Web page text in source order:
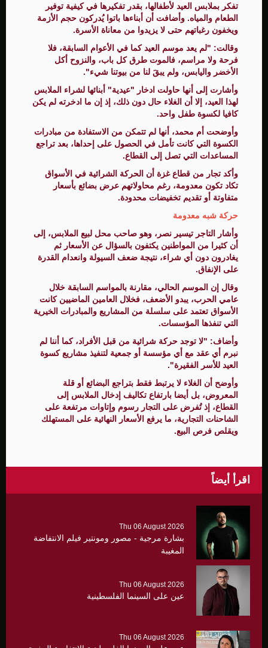
تفكر بملابس العيد لأطفالها، بقدر تفكيرها في كيفية توفير
الطعام والمياه. وأضافت أن أبناءها باتوا يُدركون حجم الأزمة
ويخفون رغباتهم حتى لا يزيدوا من معاناة الأسرة.
وقالت: "لم يعد موسم العيد كما في الأعوام السابقة، فلا
فرحة ولا مراسم، فالموت طرق كل باب، والنزوح أكل
الأخضر واليابس، ولم يبقَ لنا من بيوتنا شيء".
وأشارت إلى أنها حاولت ادخار "عيدية" أبنائها لشراء الملابس
لهذا العيد، إلا أن الغلاء حال دون ذلك، إذ إن ما ادخرته لم يكن
كافيا لكسوة طفل واحد.
وأوضحت أم محمد، أنها لم تتمكن من الاستفادة من مبادرات
الكسوة التي كانت تأمل في الحصول على إحداها، بعد تراجع
المساعدات التي تصل إلى القطاع.
وأكد تجار من قطاع غزة أن الحركة الشرائية في الأسواق
تكاد تكون معدومة، رغم محاولاتهم عرض بضائع بأسعار
متفاوتة أو تقديم تخفيضات محدودة.
حركة شبه معدومة
وأشار التاجر تيسير نصر، وهو صاحب محل لبيع الملابس، إلى
أن كثيرا من المواطنين يكتفون بالسؤال عن الأسعار ثم
يغادرون دون أي شراء، نتيجة ضعف السيولة وانعدام القدرة
على الإنفاق.
وقال إن الموسم الحالي، مقارنة بالمواسم السابقة خلال
عامي الحرب، يبدو الأضعف، فخلال العامين الماضيين كانت
الأسواق تعتمد على سلسلة من المشاريع والمبادرات الخيرية
التي تنفذها المؤسسات.
وأضاف: "لا توجد حركة شرائية من قبل الأفراد، كما أننا لم
نبرم أي عقد مع أي مؤسسة أو جمعية لتنفيذ مشاريع كسوة
العيد للأسر الفقيرة".
وأوضح أن الغلاء لا يرتبط فقط بتراجع البضائع أو قلة
المعروض، بل أيضا بارتفاع تكاليف إدخال الملابس إلى
القطاع، إذ تُفرض على التجار رسوم وإتاوات مرتفعة على
الشاحنات التجارية، ما يرفع الأسعار النهائية على المستهلك
ويقلص فرص البيع.
اقرأ أيضاً
Thu 06 August 2026
بشارة مرجية - مصور ومونتير فيلم الانتفاضة
المغيبة
Thu 06 August 2026
عين على السينما الفلسطينية
Thu 06 August 2026